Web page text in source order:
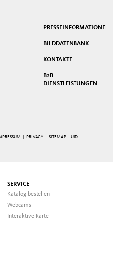
PRESSEINFORMATIONEN
BILDDATENBANK
KONTAKTE
B2B
DIENSTLEISTUNGEN
PRIVACY |SITEMAP
| UID
SERVICE
Katalog bestellen
Webcams
Interaktive Karte